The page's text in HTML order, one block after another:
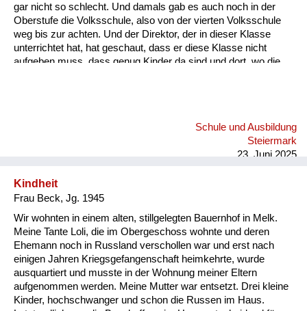
gar nicht so schlecht. Und damals gab es auch noch in der
Oberstufe die Volksschule, also von der vierten Volksschule
weg bis zur achten. Und der Direktor, der in dieser Klasse
unterrichtet hat, hat geschaut, dass er diese Klasse nicht
aufgeben muss, dass genug Kinder da sind und dort, wo die
sich aber geweigert. Er hat geschaut, dass wir dann in die
Hauptschule kommen. Die war dann sieben Kilometer...
Schule und Ausbildung
Steiermark
23. Juni 2025
Kindheit
Frau Beck, Jg. 1945
Wir wohnten in einem alten, stillgelegten Bauernhof in Melk.
Meine Tante Loli, die im Obergeschoss wohnte und deren
Ehemann noch in Russland verschollen war und erst nach
einigen Jahren Kriegsgefangenschaft heimkehrte, wurde
ausquartiert und musste in der Wohnung meiner Eltern
aufgenommen werden. Meine Mutter war entsetzt. Drei kleine
Kinder, hochschwanger und schon die Russen im Haus.